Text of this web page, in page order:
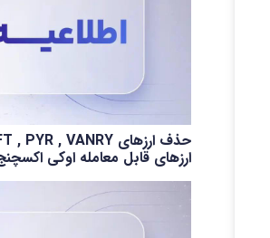
ارزهای قابل معامله اوکی